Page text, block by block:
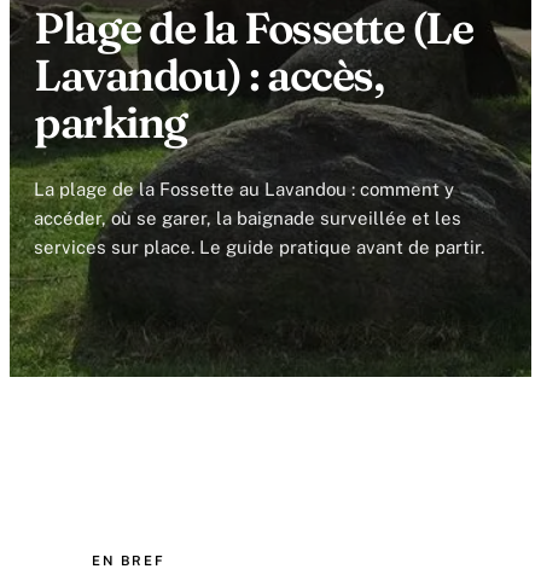
Plage de la Fossette (Le
Lavandou) : accès,
parking
La plage de la Fossette au Lavandou : comment y
accéder, où se garer, la baignade surveillée et les
services sur place. Le guide pratique avant de partir.
EN BREF